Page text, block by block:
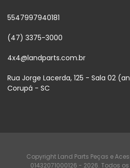
5547997940181
(47) 3375-3000
4x4@landparts.com.br
Rua Jorge Lacerda, 125 - Sala 02
Corupá - SC
Copyright Land Parts Peças e
01432071000126 - 2026. Todos